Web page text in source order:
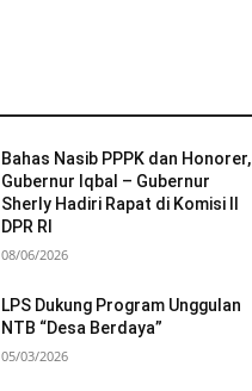
Bahas Nasib PPPK dan Honorer,
Gubernur Iqbal – Gubernur
Sherly Hadiri Rapat di Komisi II
DPR RI
08/06/2026
LPS Dukung Program Unggulan
NTB “Desa Berdaya”
05/03/2026